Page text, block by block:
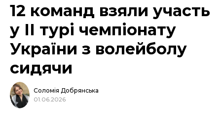
12 команд взяли участь
у ІІ турі чемпіонату
України з волейболу
сидячи
Соломія Добрянська
01.06.2026